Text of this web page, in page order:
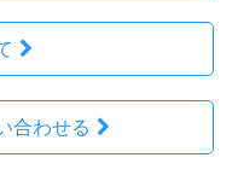
合わせる